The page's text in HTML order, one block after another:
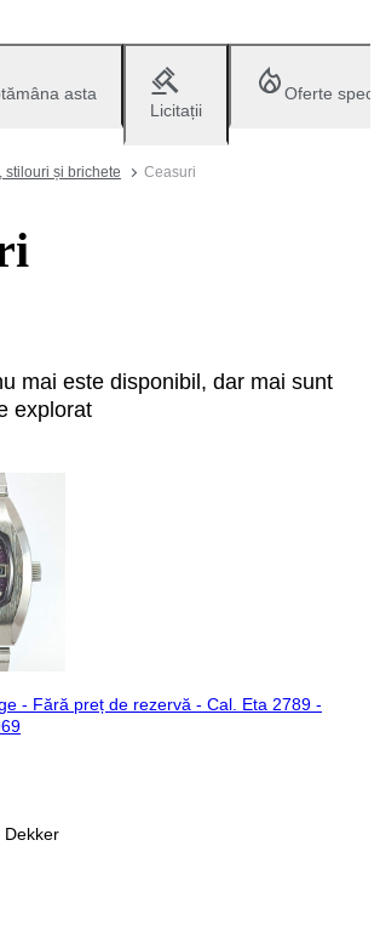
asta
Licitații
Oferte
stilouri și brichete Ceasuri
mai este disponibil, dar mai sunt
explorat
- Fără preț de rezervă - Cal. Eta 2789 -
Dekker